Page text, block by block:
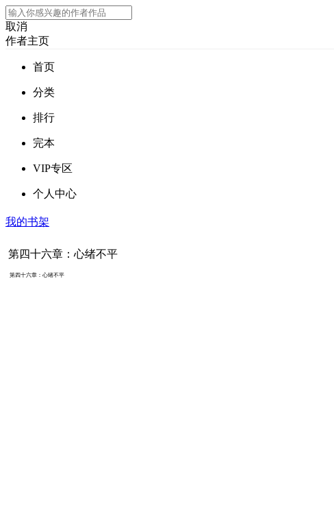
取消
作者主页
首页
分类
排行
完本
VIP专区
个人中心
我的书架
第四十六章：心绪不平
第四十六章：心绪不平